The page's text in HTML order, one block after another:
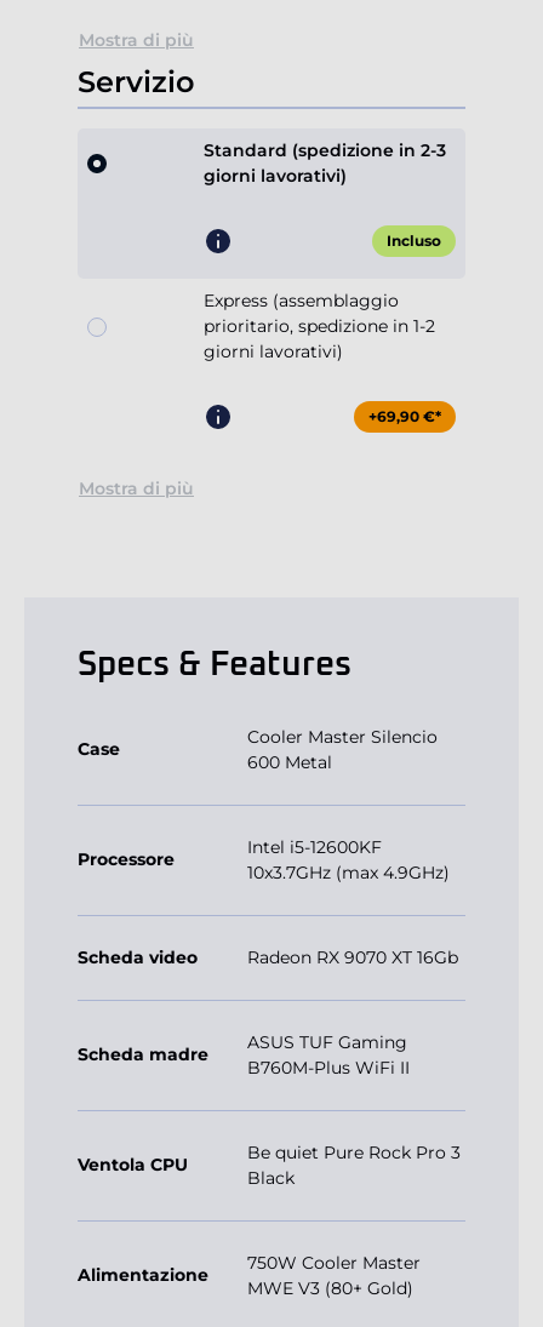
Mostra di più
Servizio
Standard (spedizione in 2-3
giorni lavorativi)
Incluso
Express (assemblaggio
prioritario, spedizione in 1-2
giorni lavorativi)
+69,90 €*
Mostra di più
Specs & Features
Case
Cooler Master Silencio
600 Metal
Processore
Intel i5-12600KF
10x3.7GHz (max 4.9GHz)
Scheda video Radeon RX 9070 XT 16Gb
Scheda madre
ASUS TUF Gaming
B760M-Plus WiFi II
Ventola CPU
Be quiet Pure Rock Pro 3
Black
Alimentazione
750W Cooler Master
MWE V3 (80+ Gold)